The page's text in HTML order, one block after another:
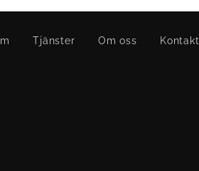
Tjänster Om oss Kontakt